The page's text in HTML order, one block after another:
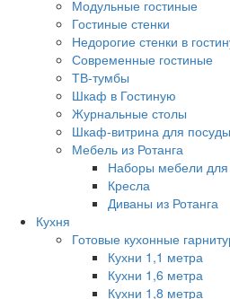
Модульные гостиные
Гостиные стенки
Недорогие стенки в
Современные гостиные
ТВ-тумбы
Шкаф в Гостиную
Журнальные столы
Шкаф-витрина для
Мебель из Ротанга
Наборы мебели
Кресла
Диваны из Ротанга
Кухня
Готовые кухонные
Кухни 1,1 метра
Кухни 1,6 метра
Кухни 1,8 метра